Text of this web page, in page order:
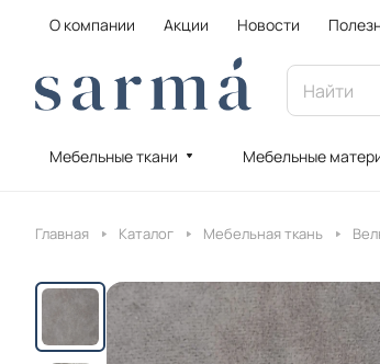
О компании Акции Новости
Мебельные ткани Мебельные
Главная Каталог Мебельная ткань